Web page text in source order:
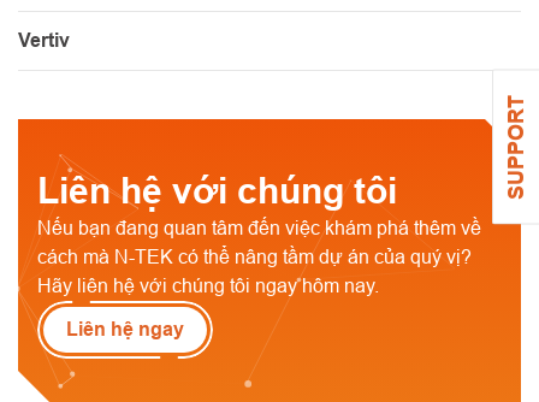
Vertiv
Liên hệ với chúng tôi
Nếu bạn đang quan tâm đến việc khám phá thêm về
cách mà N-TEK có thể nâng tầm dự án của quý vị?
Hãy liên hệ với chúng tôi ngay hôm nay.
Liên hệ ngay
SUPPORT